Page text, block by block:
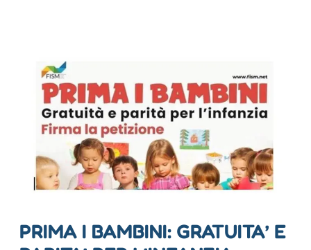
PRIMA I BAMBINI: GRATUITA’ E